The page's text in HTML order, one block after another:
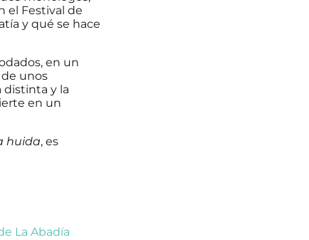
el Festival de
y qué se hace
en un
unos
distinta y la
en un
huida, es
La Abadía